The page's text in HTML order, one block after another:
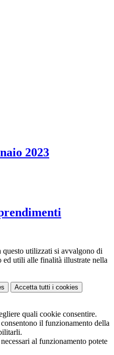
2023
utilizzati si avvalgono di
ed utili alle finalità illustrate nella
Accetta tutti i cookies
quali cookie consentire.
il funzionamento della
al funzionamento potete